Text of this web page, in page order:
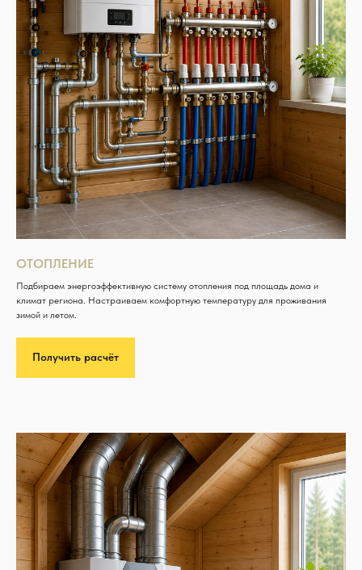
ОТОПЛЕНИЕ
Подбираем энергоэффективную систему отопления под площадь дома и
климат региона. Настраиваем комфортную температуру для проживания
зимой и летом.
Получить расчёт